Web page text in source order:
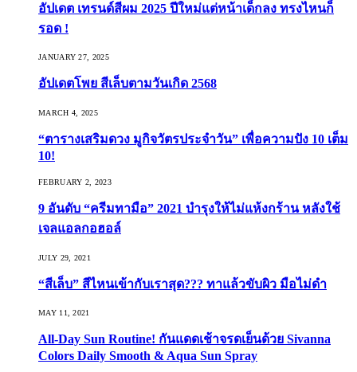
อัปเดต เทรนด์สีผม 2025 ปีใหม่แต่หน้าเด็กลง ทรงไหนก็
รอด !
JANUARY 27, 2025
อัปเดตโพย สีเล็บตามวันเกิด 2568
MARCH 4, 2025
“ตารางเสริมดวง มูกิจวัตรประจำวัน” เพื่อความปัง 10 เต็ม
10!
FEBRUARY 2, 2023
9 อันดับ “ครีมทามือ” 2021 บำรุงให้ไม่แห้งกร้าน หลังใช้
เจลแอลกอฮอล์
JULY 29, 2021
“สีเล็บ” สีไหนเข้ากับเราสุด??? ทาแล้วขับผิว มือไม่ดำ
MAY 11, 2021
All-Day Sun Routine! กันแดดเช้าจรดเย็นด้วย Sivanna
Colors Daily Smooth & Aqua Sun Spray